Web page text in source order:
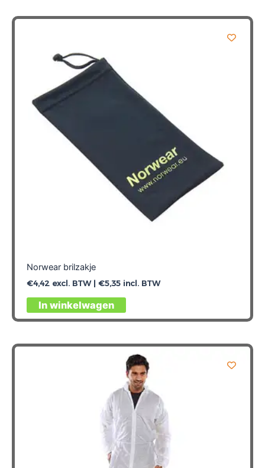
meerdere
gekozen
worden
Norwear brilzakje
€4,42excl. BTW | €5,35incl. BTW
In winkelwagen